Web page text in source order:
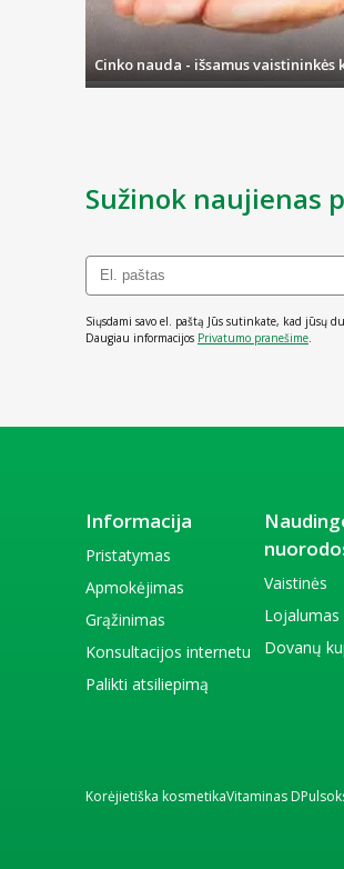
Cinko nauda - išsamus vaistininkės
Sužinok naujienas
Siųsdami savo el. paštą Jūs sutinkate, kad jūsų
Daugiau informacijos Privatumo pranešime
Informacija
Pristatymas
Apmokėjimas
Grąžinimas
Konsultacijos internetu
Palikti atsiliepimą
Vaistinės
Lojalumas
Dovanų
Korėjietiška kosmetikaVitaminas D